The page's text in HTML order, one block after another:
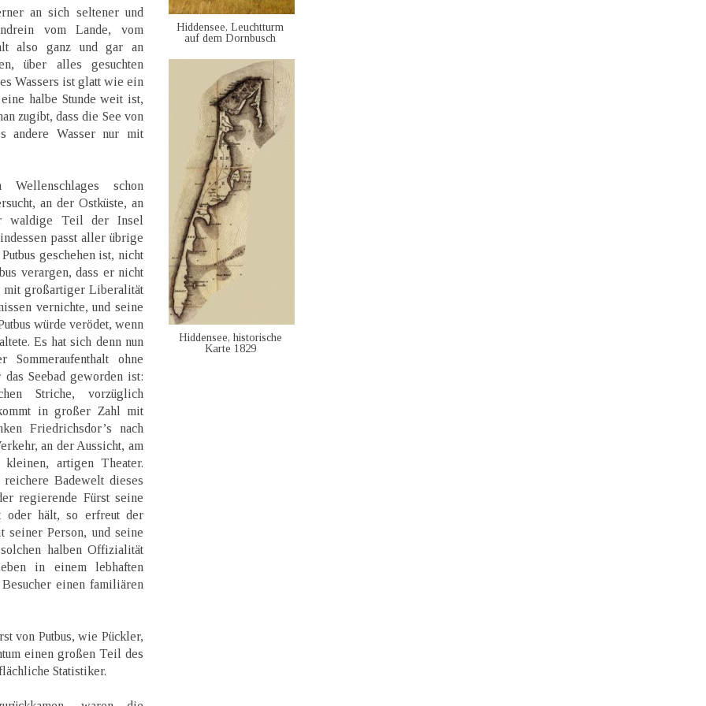
an sich seltener und
vom Lande, vom
also ganz und gar an
über alles gesuchten
Wassers ist glatt wie ein
halbe Stunde weit ist,
zugibt, dass die See von
andere Wasser nur mit
schon
an der Ostküste, an
waldige Teil der Insel
passt aller übrige
geschehen ist, nicht
verargen, dass er nicht
mit großartiger Liberalität
vernichte, und seine
würde verödet, wenn
Es hat sich denn nun
ohne
Seebad geworden ist:
Striche, vorzüglich
in großer Zahl mit
Friedrichsdor’s nach
an der Aussicht, am
artigen Theater.
Badewelt dieses
regierende Fürst seine
oder hält, so erfreut der
seiner Person, und seine
halben Offizialität
in einem lebhaften
einen familiären
von Putbus, wie Pückler,
einen großen Teil des
Statistiker.
Hiddensee, Leuchtturm
auf dem Dornbusch
Hiddensee, historische
Karte 1829